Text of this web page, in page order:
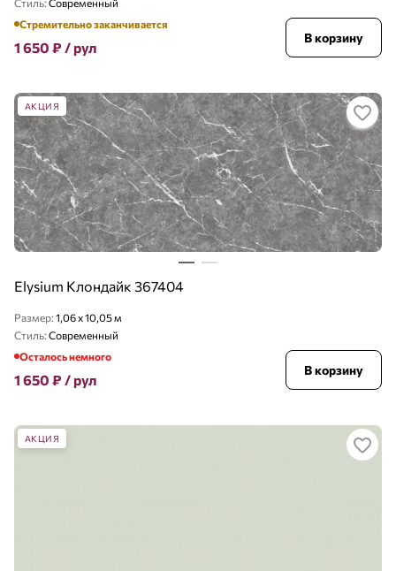
Стиль: Современный
Стремительно заканчивается
1 650 ₽ / рул
В корзину
АКЦИЯ
Elysium Клондайк 367404
Размер: 1,06 x 10,05 м
Стиль: Современный
Осталось немного
1 650 ₽ / рул
В корзину
АКЦИЯ